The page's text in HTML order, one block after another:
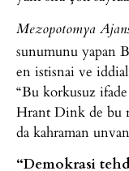
Mezopotomya
sunumunu yapan
en istisnai ve
“Bu korkusuz
Hrant Dink de bu
da kahraman
“Demokrasi